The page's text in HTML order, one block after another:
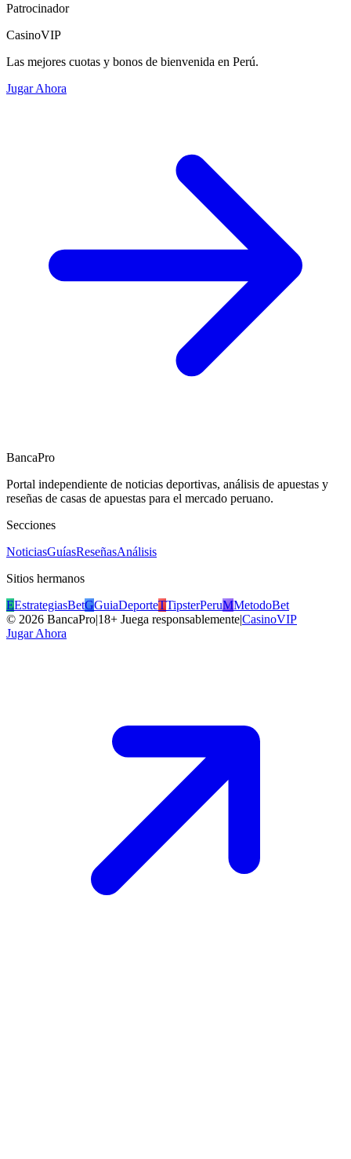
Patrocinador
CasinoVIP
Las mejores cuotas y bonos de bienvenida en Perú.
Jugar Ahora
BancaPro
Portal independiente de noticias deportivas, análisis de apuestas y
reseñas de casas de apuestas para el mercado peruano.
Secciones
NoticiasGuíasReseñasAnálisis
Sitios hermanos
EEstrategiasBetGGuiaDeporteTTipsterPeruMMetodoBet
© 2026 BancaPro|18+ Juega responsablemente|CasinoVIP
Jugar Ahora